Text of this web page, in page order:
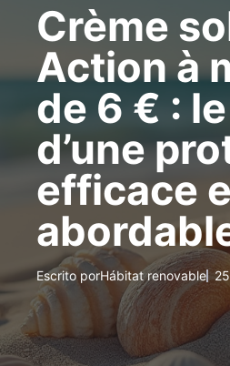
Crème
Action à
de 6 € :
d’une
efficace
Escrito porHábitat renovable